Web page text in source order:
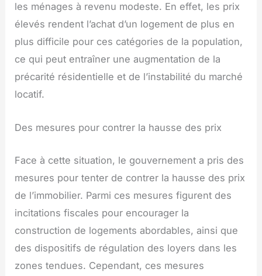
les ménages à revenu modeste. En effet, les prix
élevés rendent l’achat d’un logement de plus en
plus difficile pour ces catégories de la population,
ce qui peut entraîner une augmentation de la
précarité résidentielle et de l’instabilité du marché
locatif.
Des mesures pour contrer la hausse des prix
Face à cette situation, le gouvernement a pris des
mesures pour tenter de contrer la hausse des prix
de l’immobilier. Parmi ces mesures figurent des
incitations fiscales pour encourager la
construction de logements abordables, ainsi que
des dispositifs de régulation des loyers dans les
zones tendues. Cependant, ces mesures